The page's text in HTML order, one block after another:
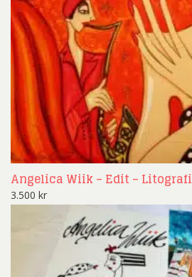
Angelica Wiik – Edit – Litografi
3.500 kr